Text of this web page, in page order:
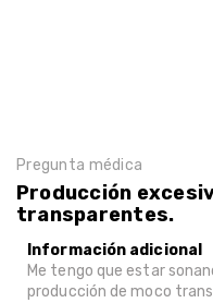
Pregunta médica
Producción
transparentes.
Información adicional
Me tengo que estar
producción de moco